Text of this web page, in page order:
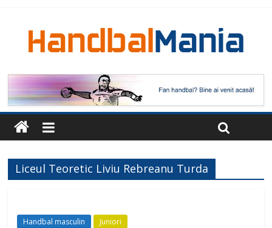
Liceul Teoretic Liviu Rebreanu Turda
Handbal masculin Juniori